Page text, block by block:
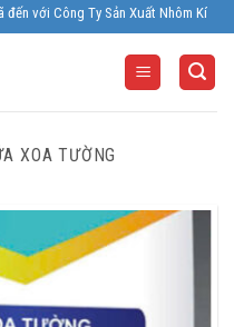
với Công Ty Sản Xuất Nhôm Kính
XOA TƯỜNG